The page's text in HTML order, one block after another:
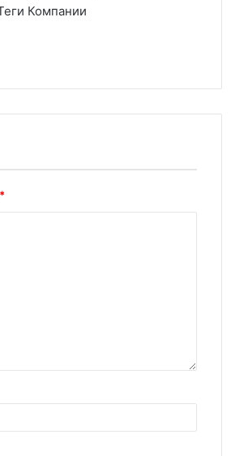
Компании
*